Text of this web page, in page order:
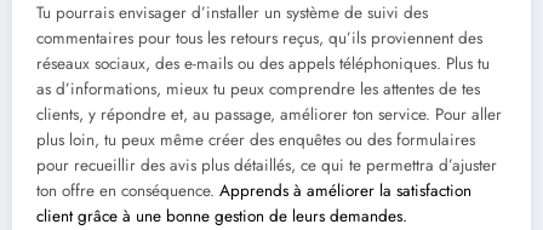
Tu pourrais envisager d’installer un système de suivi des
commentaires pour tous les retours reçus, qu’ils proviennent des
réseaux sociaux, des e-mails ou des appels téléphoniques. Plus tu
as d’informations, mieux tu peux comprendre les attentes de tes
clients, y répondre et, au passage, améliorer ton service. Pour aller
plus loin, tu peux même créer des enquêtes ou des formulaires
pour recueillir des avis plus détaillés, ce qui te permettra d’ajuster
ton offre en conséquence. Apprends à améliorer la satisfaction
client grâce à une bonne gestion de leurs demandes.